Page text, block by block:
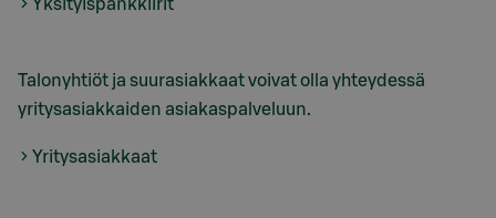
Yksityispankkiirit
Talonyhtiöt ja suurasiakkaat voivat olla yhteydessä
yritysasiakkaiden asiakaspalveluun.
Yritysasiakkaat